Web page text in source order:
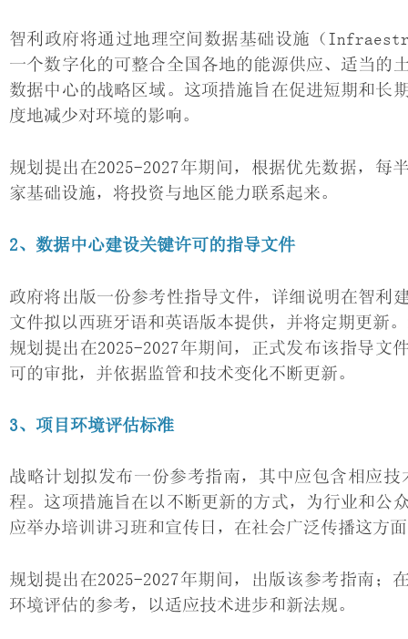
智利政府将通过地理空间数据基础设施（
一个数字化的可整合全国各地的能源供应、适当的
数据中心的战略区域。这项措施旨在促进短期和长
度地减少对环境的影响。
规划提出在2025-2027年期间，根据优先数据，每
家基础设施，将投资与地区能力联系起来。
2、数据中心建设关键许可的指导文件
政府将出版一份参考性指导文件，详细说明在智利
文件拟以西班牙语和英语版本提供，并将定期更新
规划提出在2025-2027年期间，正式发布该指导文
可的审批，并依据监管和技术变化不断更新。
3、项目环境评估标准
战略计划拟发布一份参考指南，其中应包含相应
程。这项措施旨在以不断更新的方式，为行业和公
应举办培训讲习班和宣传日，在社会广泛传播这方
规划提出在2025-2027年期间，出版该参考指南；
环境评估的参考，以适应技术进步和新法规。